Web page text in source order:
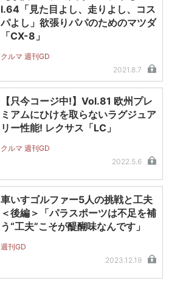
l.64「見た目よし、走りよし、コス
パよし」欲張りパパのためのマツダ
「CX-8」
クルマ 週刊GD
2021.8.7
【只今コージ中!】Vol.81 欧州プレ
ミアムにひけを取らないラグジュア
リー性能! レクサス「LC」
クルマ 週刊GD
2022.5.6
車いすゴルファー5人の挑戦と工夫
＜後編＞「パラスポーツは不足を補
う“工夫”こそが醍醐味なんです」
週刊GD
2023.12.19